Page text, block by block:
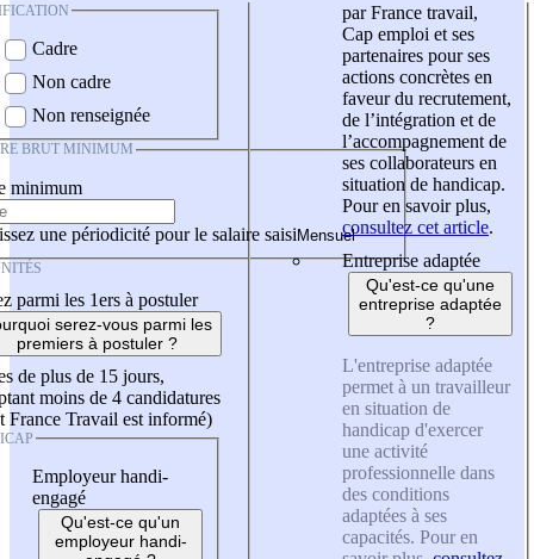
Cadre
Non cadre
Non renseignée
BRUT MINIMUM
minimum
une périodicité pour le salaire saisi
parmi les 1ers à postuler
serez-vous parmi les
premiers à postuler ?
de plus de 15 jours,
moins de 4 candidatures
France Travail est informé)
Employeur handi-
engagé
Qu'est-ce qu'un
employeur handi-
par France travail,
Cap emploi et ses
partenaires pour ses
actions concrètes en
faveur du recrutement,
de l’intégration et de
l’accompagnement de
ses collaborateurs en
situation de handicap.
Pour en savoir plus,
consultez cet article.
Entreprise adaptée
Qu'est-ce qu'une
entreprise adaptée
?
L'entreprise adaptée
permet à un travailleur
en situation de
handicap d'exercer
une activité
professionnelle dans
des conditions
adaptées à ses
capacités. Pour en